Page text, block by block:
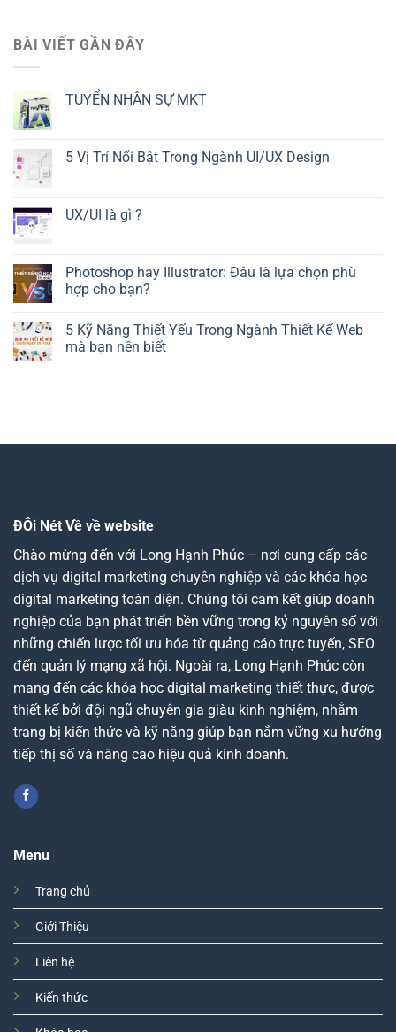
BÀI VIẾT GẦN ĐÂY
TUYỂN NHÂN SỰ MKT
5 Vị Trí Nổi Bật Trong Ngành UI/UX Design
UX/UI là gì ?
Photoshop hay Illustrator: Đâu là lựa chọn phù
hợp cho bạn?
5 Kỹ Năng Thiết Yếu Trong Ngành Thiết Kế Web
mà bạn nên biết
ĐÔi Nét Về về website
Chào mừng đến với Long Hạnh Phúc – nơi cung cấp các
dịch vụ digital marketing chuyên nghiệp và các khóa học
digital marketing toàn diện. Chúng tôi cam kết giúp doanh
nghiệp của bạn phát triển bền vững trong kỷ nguyên số với
những chiến lược tối ưu hóa từ quảng cáo trực tuyến, SEO
đến quản lý mạng xã hội. Ngoài ra, Long Hạnh Phúc còn
mang đến các khóa học digital marketing thiết thực, được
thiết kế bởi đội ngũ chuyên gia giàu kinh nghiệm, nhằm
trang bị kiến thức và kỹ năng giúp bạn nắm vững xu hướng
tiếp thị số và nâng cao hiệu quả kinh doanh.
Menu
Trang chủ
Giới Thiệu
Liên hệ
Kiến thức